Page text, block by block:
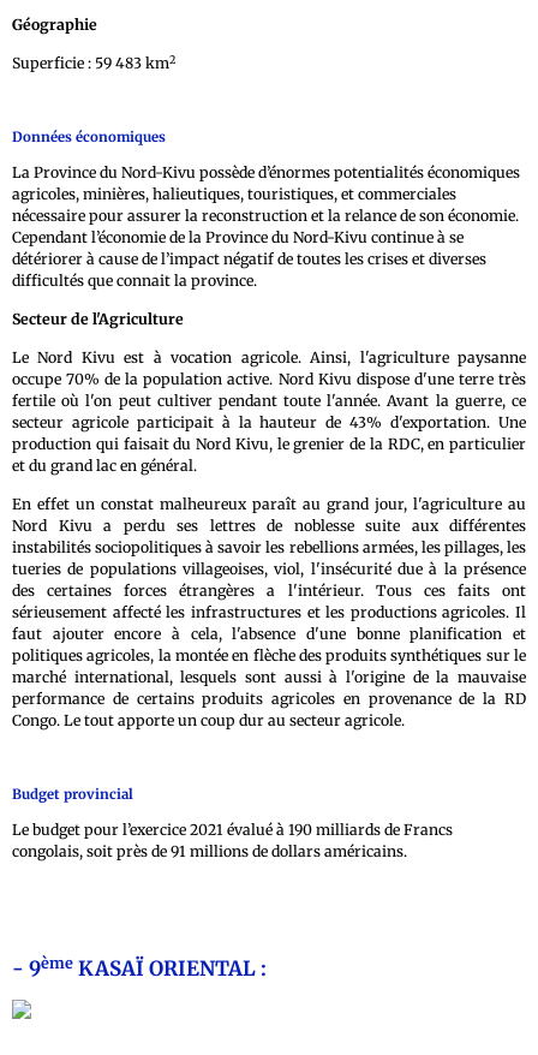
Géographie
Superficie : 59 483 km2
Données économiques
La Province du Nord-Kivu possède d’énormes potentialités économiques
agricoles, minières, halieutiques, touristiques, et commerciales
nécessaire pour assurer la reconstruction et la relance de son économie.
Cependant l’économie de la Province du Nord-Kivu continue à se
détériorer à cause de l’impact négatif de toutes les crises et diverses
difficultés que connait la province.
Secteur de l'Agriculture
Le Nord Kivu est à vocation agricole. Ainsi, l'agriculture paysanne
occupe 70% de la population active. Nord Kivu dispose d'une terre très
fertile où l'on peut cultiver pendant toute l'année. Avant la guerre, ce
secteur agricole participait à la hauteur de 43% d'exportation. Une
production qui faisait du Nord Kivu, le grenier de la RDC, en particulier
et du grand lac en général.
En effet un constat malheureux paraît au grand jour, l'agriculture au
Nord Kivu a perdu ses lettres de noblesse suite aux différentes
instabilités sociopolitiques à savoir les rebellions armées, les pillages, les
tueries de populations villageoises, viol, l'insécurité due à la présence
des certaines forces étrangères a l'intérieur. Tous ces faits ont
sérieusement affecté les infrastructures et les productions agricoles. Il
faut ajouter encore à cela, l'absence d'une bonne planification et
politiques agricoles, la montée en flèche des produits synthétiques sur le
marché international, lesquels sont aussi à l'origine de la mauvaise
performance de certains produits agricoles en provenance de la RD
Congo. Le tout apporte un coup dur au secteur agricole.
Budget provincial
Le budget pour l’exercice 2021 évalué à 190 milliards de Francs
congolais, soit près de 91 millions de dollars américains.
- 9ème KASAÏ ORIENTAL :